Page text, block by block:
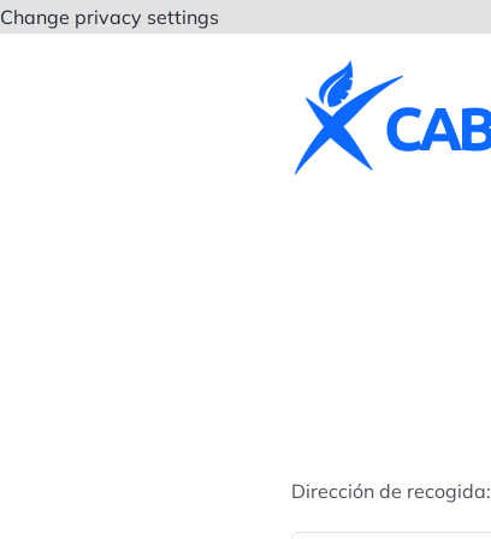
Change privacy settings
Dirección de recogida: